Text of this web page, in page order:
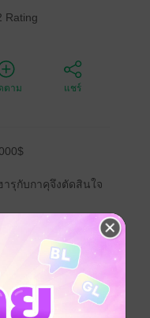
Rating
ตาม แชร์
ารุกับกาคุจึงตัดสินใจ
ของ